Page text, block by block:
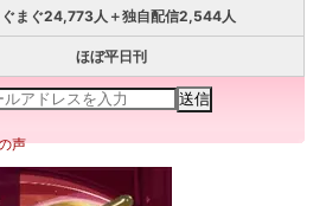
ぐまぐ24,773人＋独自配信2,544人
ほぼ平日刊
声